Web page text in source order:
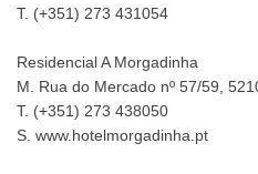
T. (+351) 273 431054
Residencial A Morgadinha
M. Rua do Mercado nº 57/59,
T. (+351) 273 438050
S. www.hotelmorgadinha.pt